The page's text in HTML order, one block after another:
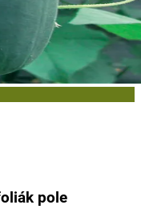
pole